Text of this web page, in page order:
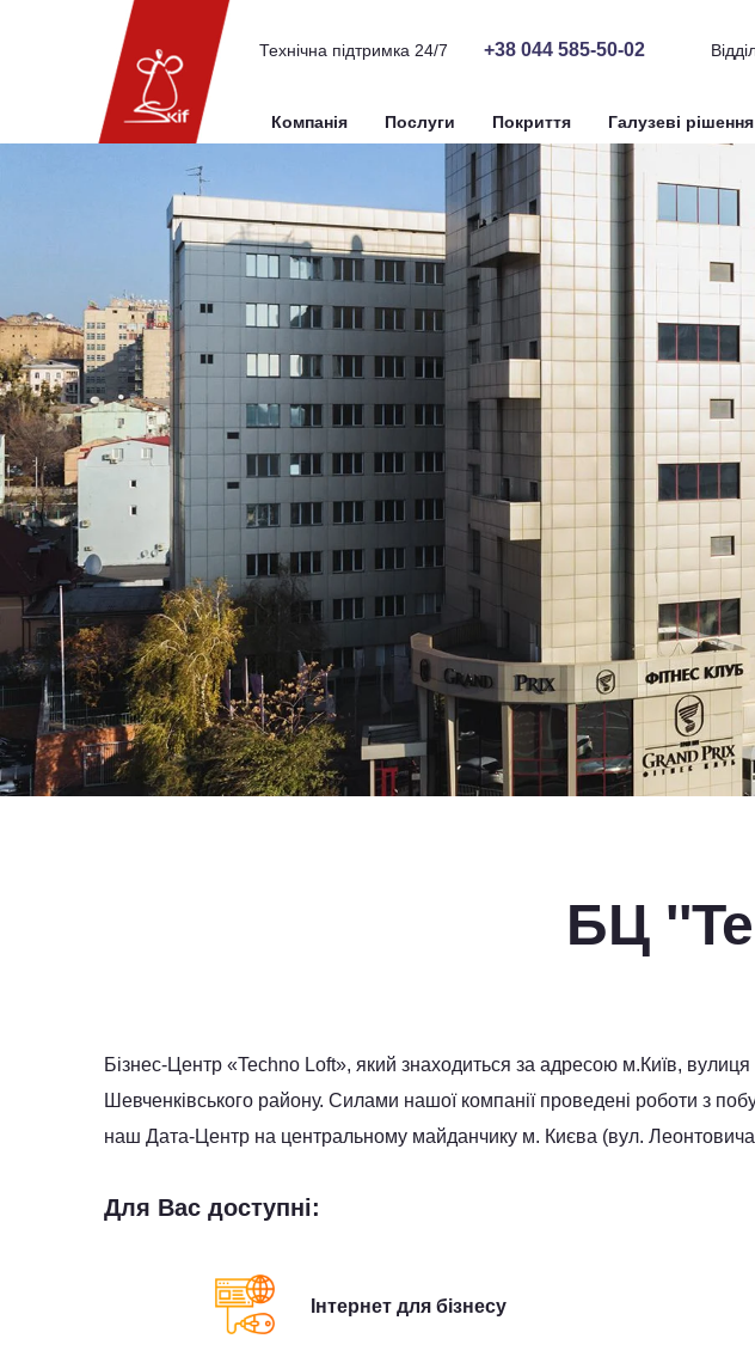
Технічна підтримка 24/7 +38 044 585-50-02
Компанія Послуги Покриття Галузеві рішення
БЦ
Бізнес-Центр «Techno Loft», який знаходиться за адресою м.Київ,
Шевченківського району. Силами нашої компанії проведені роботи з
наш Дата-Центр на центральному майданчику м. Києва (вул.
Для Вас доступні:
Інтернет для бізнесу